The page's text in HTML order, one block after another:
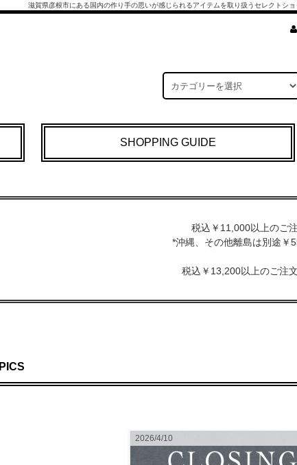
滋賀県彦根市にある国内の作り手の思いが感じられるアイテムを取り扱うセレクトショ
SHOPPING GUIDE
税込￥11,000以上のご
*沖縄、その他離島は別途￥
税込￥13,200以上のご注
2026/4/10